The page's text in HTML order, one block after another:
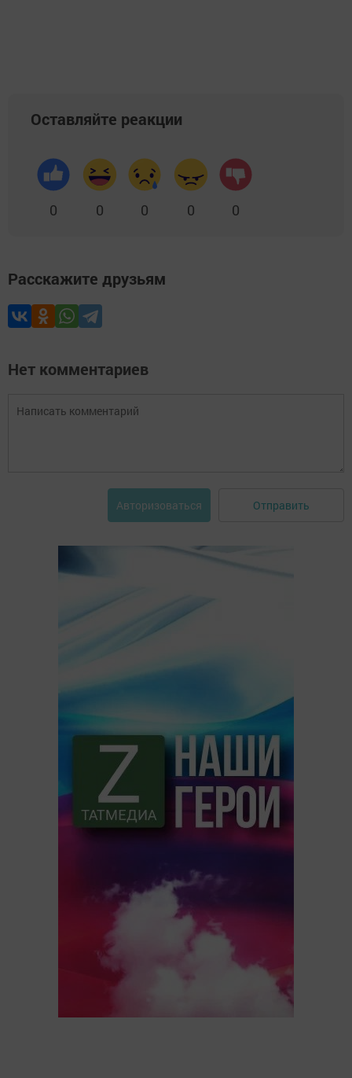
Оставляйте реакции
0 0 0 0 0
Расскажите друзьям
Нет комментариев
Авторизоваться Отправить